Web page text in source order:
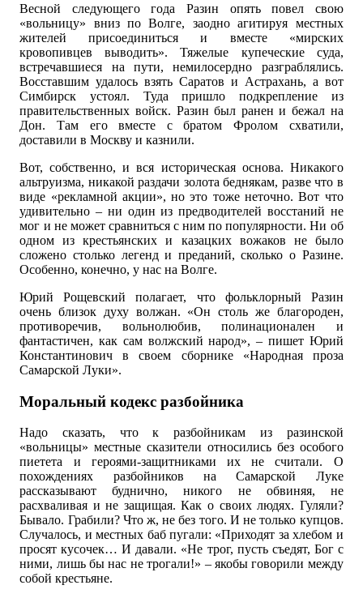
Весной следующего года Разин опять повел свою
«вольницу» вниз по Волге, заодно агитируя местных
жителей присоединиться и вместе «мирских
кровопивцев выводить». Тяжелые купеческие суда,
встречавшиеся на пути, немилосердно разграблялись.
Восставшим удалось взять Саратов и Астрахань, а вот
Симбирск устоял. Туда пришло подкрепление из
правительственных войск. Разин был ранен и бежал на
Дон. Там его вместе с братом Фролом схватили,
доставили в Москву и казнили.
Вот, собственно, и вся историческая основа. Никакого
альтруизма, никакой раздачи золота беднякам, разве что в
виде «рекламной акции», но это тоже неточно. Вот что
удивительно – ни один из предводителей восстаний не
мог и не может сравниться с ним по популярности. Ни об
одном из крестьянских и казацких вожаков не было
сложено столько легенд и преданий, сколько о Разине.
Особенно, конечно, у нас на Волге.
Юрий Рощевский полагает, что фольклорный Разин
очень близок духу волжан. «Он столь же благороден,
противоречив, вольнолюбив, полинационален и
фантастичен, как сам волжский народ», – пишет Юрий
Константинович в своем сборнике «Народная проза
Самарской Луки».
Моральный кодекс разбойника
Надо сказать, что к разбойникам из разинской
«вольницы» местные сказители относились без особого
пиетета и героями-защитниками их не считали. О
похождениях разбойников на Самарской Луке
рассказывают буднично, никого не обвиняя, не
расхваливая и не защищая. Как о своих людях. Гуляли?
Бывало. Грабили? Что ж, не без того. И не только купцов.
Случалось, и местных баб пугали: «Приходят за хлебом и
просят кусочек… И давали. «Не трог, пусть съедят, Бог с
ними, лишь бы нас не трогали!» – якобы говорили между
собой крестьяне.